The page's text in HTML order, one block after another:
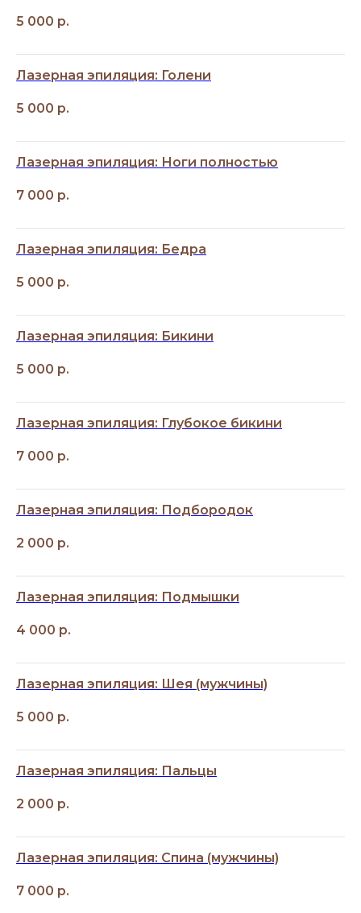
5 000 р.
Лазерная эпиляция: Голени
5 000 р.
Лазерная эпиляция: Ноги полностью
7 000 р.
Лазерная эпиляция: Бедра
5 000 р.
Лазерная эпиляция: Бикини
5 000 р.
Лазерная эпиляция: Глубокое бикини
7 000 р.
Лазерная эпиляция: Подбородок
2 000 р.
Лазерная эпиляция: Подмышки
4 000 р.
Лазерная эпиляция: Шея (мужчины)
5 000 р.
Лазерная эпиляция: Пальцы
2 000 р.
Лазерная эпиляция: Спина (мужчины)
7 000 р.